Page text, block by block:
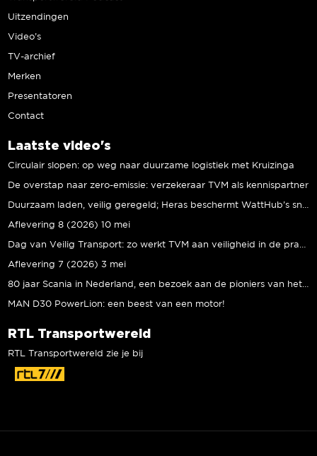
Uitzendingen
Video’s
TV-archief
Merken
Presentatoren
Contact
Laatste video's
Circulair slopen: op weg naar duurzame logistiek met Kruizinga
De overstap naar zero-emissie: verzekeraar TVM als kennispartner
Aflevering 8 (2026) 10 mei
Aflevering 7 (2026) 3 mei
MAN D30 PowerLion: een beest van een motor!
RTL Transportwereld
RTL Transportwereld zie je bij